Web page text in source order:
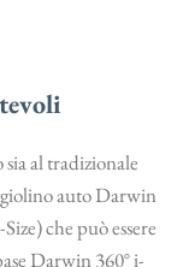
al tradizionale
auto Darwin
che può essere
Darwin 360° i-